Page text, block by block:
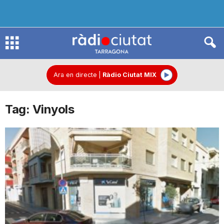
R
d
i
o
C
Ara en directe Ràdio Ciutat MIX
Tag: Vinyols